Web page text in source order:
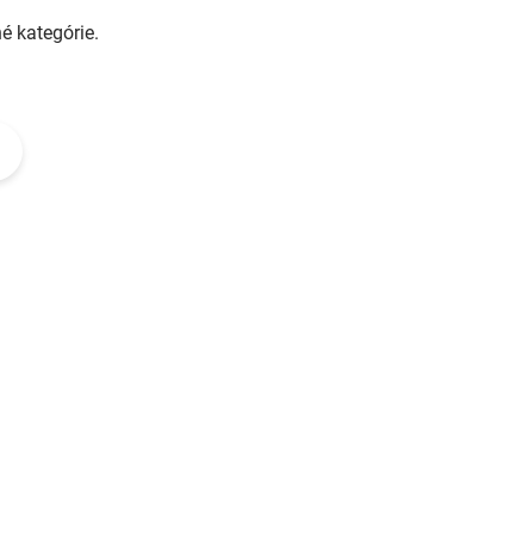
kategórie.